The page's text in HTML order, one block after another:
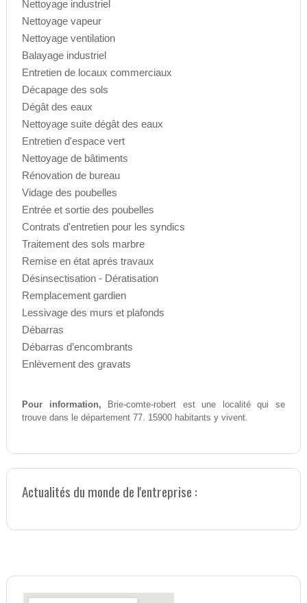
Nettoyage industriel
Nettoyage vapeur
Nettoyage ventilation
Balayage industriel
Entretien de locaux commerciaux
Décapage des sols
Dégât des eaux
Nettoyage suite dégât des eaux
Entretien d'espace vert
Nettoyage de bâtiments
Rénovation de bureau
Vidage des poubelles
Entrée et sortie des poubelles
Contrats d'entretien pour les syndics
Traitement des sols marbre
Remise en état aprés travaux
Désinsectisation - Dératisation
Remplacement gardien
Lessivage des murs et plafonds
Débarras
Débarras d’encombrants
Enlèvement des gravats
Pour information, Brie-comte-robert est une localité qui se
trouve dans le département 77. 15900 habitants y vivent.
Actualités du monde de l'entreprise :